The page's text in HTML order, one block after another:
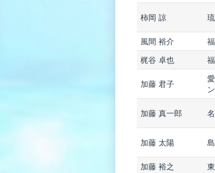
柿岡 諒
風間 裕介
梶谷 卓也
加藤 君子
加藤 真一郎
加藤 太陽
加藤 裕之